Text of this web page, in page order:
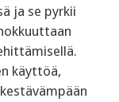
ja se pyrkii
käyttöä,